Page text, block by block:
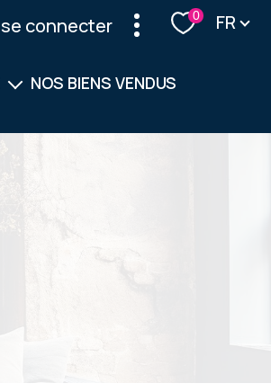
se connecter 0 Langue
FR
NOS BIENS VENDUS